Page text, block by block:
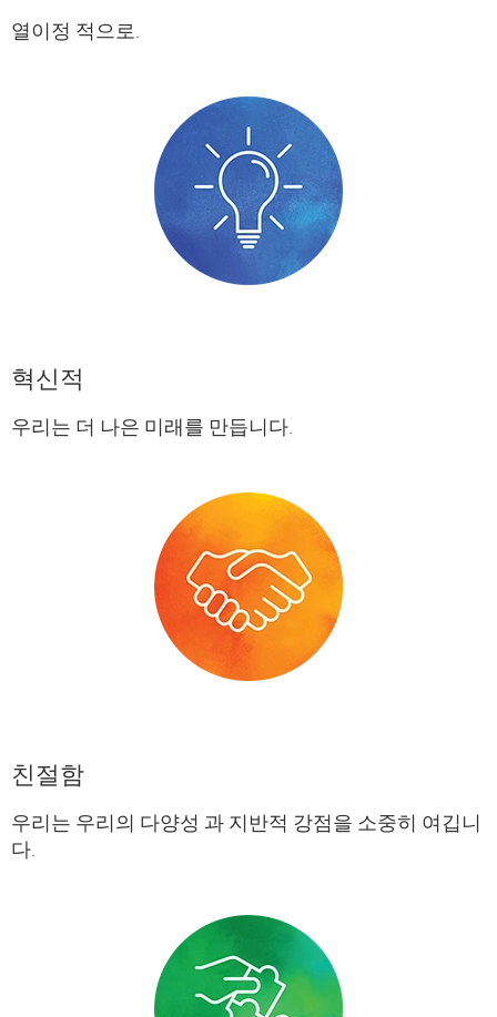
열이정 적으로.
혁신적
우리는 더 나은 미래를 만듭니다.
친절함
우리는 우리의 다양성 과 지반적 강점을 소중히 여깁니
다.